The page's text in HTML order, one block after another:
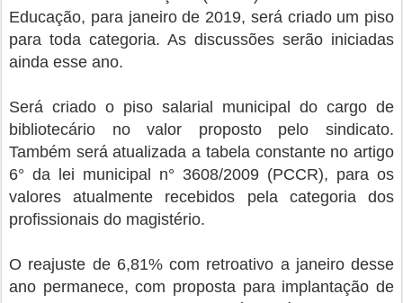
Educação, para janeiro de 2019, será criado um piso
para toda categoria. As discussões serão iniciadas
ainda esse ano.
Será criado o piso salarial municipal do cargo de
bibliotecário no valor proposto pelo sindicato.
Também será atualizada a tabela constante no artigo
6° da lei municipal n° 3608/2009 (PCCR), para os
valores atualmente recebidos pela categoria dos
profissionais do magistério.
O reajuste de 6,81% com retroativo a janeiro desse
ano permanece, com proposta para implantação de